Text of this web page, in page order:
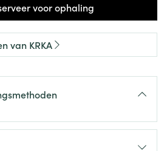
voor ophaling
van KRKA